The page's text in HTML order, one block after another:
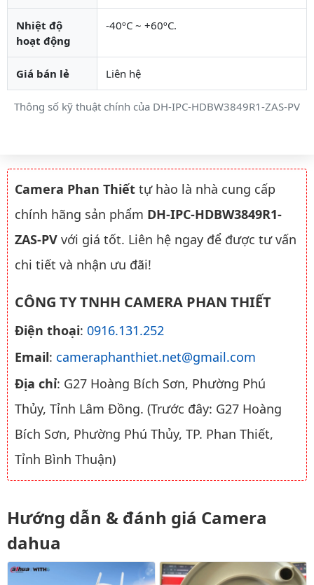
Thông số kỹ thuật chính của DH-IPC-HDBW3849R1-ZAS-PV
Nhiệt độ
hoạt động
-40ºC ~ +60ºC.
Giá bán lẻ Liên hệ
Camera Phan Thiết tự hào là nhà cung cấp
chính hãng sản phẩm DH-IPC-HDBW3849R1-
ZAS-PV với giá tốt. Liên hệ ngay để được tư vấn
chi tiết và nhận ưu đãi!
CÔNG TY TNHH CAMERA PHAN THIẾT
Điện thoại: 0916.131.252
Email: cameraphanthiet.net@gmail.com
Địa chỉ: G27 Hoàng Bích Sơn, Phường Phú
Thủy, Tỉnh Lâm Đồng. (Trước đây: G27 Hoàng
Bích Sơn, Phường Phú Thủy, TP. Phan Thiết,
Tỉnh Bình Thuận)
Hướng dẫn & đánh giá Camera
dahua